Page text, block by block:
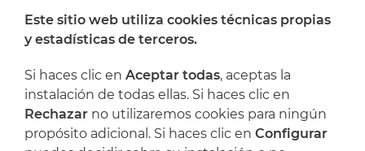
Dónde encontrarnos
Artijoc
Soporte
Este sitio web utiliza cookies técnicas propias
y estadísticas de terceros.
Si haces clic en Aceptar todas, aceptas la
instalación de todas ellas. Si haces clic en
Rechazar no utilizaremos cookies para ningún
propósito adicional. Si haces clic en Configurar